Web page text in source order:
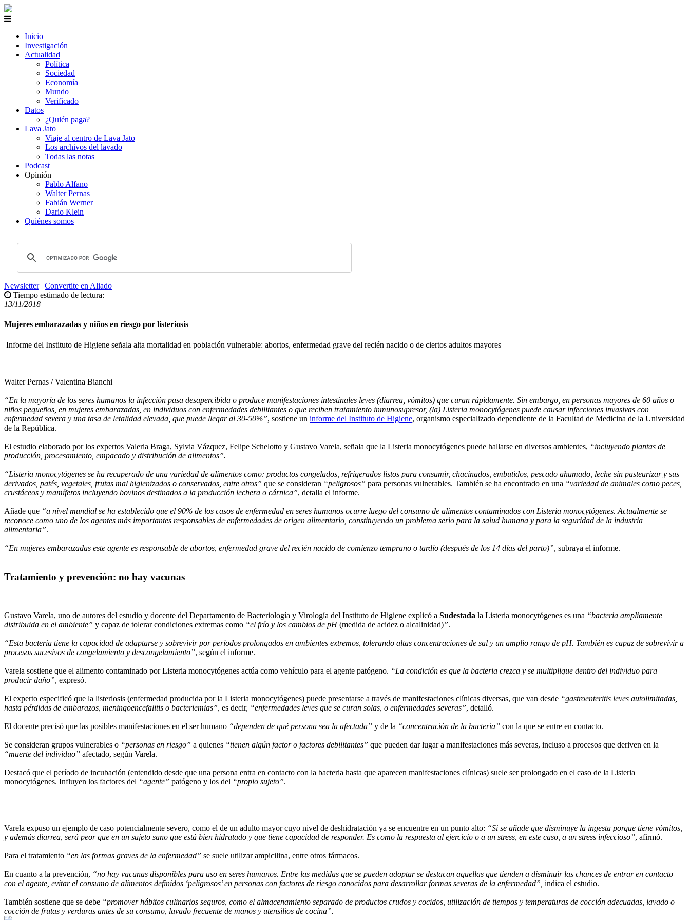
Inicio
Investigación
Actualidad
Política
Sociedad
Economía
Mundo
Verificado
Datos
¿Quién paga?
Lava Jato
Viaje al centro de Lava Jato
Los archivos del lavado
Todas las notas
Podcast
Opinión
Pablo Alfano
Walter Pernas
Fabián Werner
Dario Klein
Quiénes somos
Newsletter| Convertite en Aliado
Tiempo estimado de lectura:
13/11/2018
Mujeres embarazadas y niños en riesgo por listeriosis
Informe del Instituto de Higiene señala alta mortalidad en población vulnerable: abortos, enfermedad grave del recién nacido o de ciertos adultos mayores
Walter Pernas / Valentina Bianchi
“En la mayoría de los seres humanos la infección pasa desapercibida o produce manifestaciones intestinales leves (diarrea, vómitos) que curan rápidamente. Sin embargo, en personas mayores de 60 años o
niños pequeños, en mujeres embarazadas, en individuos con enfermedades debilitantes o que reciben tratamiento inmunosupresor, (la) Listeria monocytógenes puede causar infecciones invasivas con
enfermedad severa y una tasa de letalidad elevada, que puede llegar al 30-50%”, sostiene un informe del Instituto de Higiene, organismo especializado dependiente de la Facultad de Medicina de la Universidad
de la República.
El estudio elaborado por los expertos Valeria Braga, Sylvia Vázquez, Felipe Schelotto y Gustavo Varela, señala que la Listeria monocytógenes puede hallarse en diversos ambientes, “incluyendo plantas de
producción, procesamiento, empacado y distribución de alimentos”.
“Listeria monocytógenes se ha recuperado de una variedad de alimentos como: productos congelados, refrigerados listos para consumir, chacinados, embutidos, pescado ahumado, leche sin pasteurizar y sus
derivados, patés, vegetales, frutas mal higienizados o conservados, entre otros” que se consideran “peligrosos” para personas vulnerables. También se ha encontrado en una “variedad de animales como peces,
crustáceos y mamíferos incluyendo bovinos destinados a la producción lechera o cárnica”, detalla el informe.
Añade que “a nivel mundial se ha establecido que el 90% de los casos de enfermedad en seres humanos ocurre luego del consumo de alimentos contaminados con Listeria monocytógenes. Actualmente se
reconoce como uno de los agentes más importantes responsables de enfermedades de origen alimentario, constituyendo un problema serio para la salud humana y para la seguridad de la industria
alimentaria”.
“En mujeres embarazadas este agente es responsable de abortos, enfermedad grave del recién nacido de comienzo temprano o tardío (después de los 14 días del parto)”, subraya el informe.
Tratamiento y prevención: no hay vacunas
Gustavo Varela, uno de autores del estudio y docente del Departamento de Bacteriología y Virología del Instituto de Higiene explicó a Sudestada la Listeria monocytógenes es una “bacteria ampliamente
distribuida en el ambiente” y capaz de tolerar condiciones extremas como “el frío y los cambios de pH(medida de acidez o alcalinidad)”.
“Esta bacteria tiene la capacidad de adaptarse y sobrevivir por períodos prolongados en ambientes extremos, tolerando altas concentraciones de sal y un amplio rango de pH. También es capaz de sobrevivir a
procesos sucesivos de congelamiento y descongelamiento”, según el informe.
Varela sostiene que el alimento contaminado por Listeria monocytógenes actúa como vehículo para el agente patógeno. “La condición es que la bacteria crezca y se multiplique dentro del individuo para
producir daño”, expresó.
El experto especificó que la listeriosis (enfermedad producida por la Listeria monocytógenes) puede presentarse a través de manifestaciones clínicas diversas, que van desde “gastroenteritis leves autolimitadas,
hasta pérdidas de embarazos, meningoencefalitis o bacteriemias”, es decir, “enfermedades leves que se curan solas, o enfermedades severas”, detalló.
El docente precisó que las posibles manifestaciones en el ser humano “dependen de qué persona sea la afectada” y de la “concentración de la bacteria” con la que se entre en contacto.
Se consideran grupos vulnerables o “personas en riesgo” a quienes “tienen algún factor o factores debilitantes” que pueden dar lugar a manifestaciones más severas, incluso a procesos que deriven en la
“muerte del individuo” afectado, según Varela.
Destacó que el período de incubación (entendido desde que una persona entra en contacto con la bacteria hasta que aparecen manifestaciones clínicas) suele ser prolongado en el caso de la Listeria
monocytógenes. Influyen los factores del “agente” patógeno y los del “propio sujeto”.
Varela expuso un ejemplo de caso potencialmente severo, como el de un adulto mayor cuyo nivel de deshidratación ya se encuentre en un punto alto: “Si se añade que disminuye la ingesta porque tiene vómitos,
y además diarrea, será peor que en un sujeto sano que está bien hidratado y que tiene capacidad de responder. Es como la respuesta al ejercicio o a un stress, en este caso, a un stress infeccioso”, afirmó.
Para el tratamiento “en las formas graves de la enfermedad” se suele utilizar ampicilina, entre otros fármacos.
En cuanto a la prevención, “no hay vacunas disponibles para uso en seres humanos. Entre las medidas que se pueden adoptar se destacan aquellas que tienden a disminuir las chances de entrar en contacto
con el agente, evitar el consumo de alimentos definidos ‘peligrosos’ en personas con factores de riesgo conocidos para desarrollar formas severas de la enfermedad”, indica el estudio.
También sostiene que se debe “promover hábitos culinarios seguros, como el almacenamiento separado de productos crudos y cocidos, utilización de tiempos y temperaturas de cocción adecuadas, lavado o
cocción de frutas y verduras antes de su consumo, lavado frecuente de manos y utensilios de cocina”.